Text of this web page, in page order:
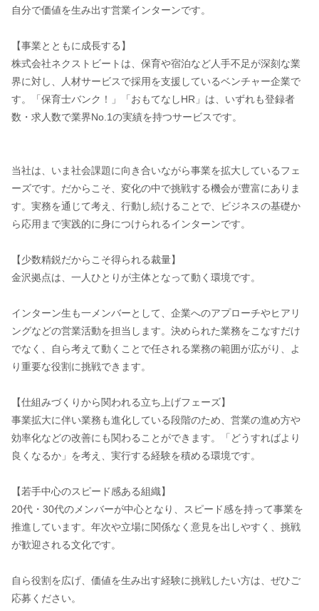
自分で価値を生み出す営業インターンです。
【事業とともに成長する】
株式会社ネクストビートは、保育や宿泊など人手不足が深刻な業
界に対し、人材サービスで採用を支援しているベンチャー企業で
す。「保育士バンク！」「おもてなしHR」は、いずれも登録者
数・求人数で業界No.1の実績を持つサービスです。
当社は、いま社会課題に向き合いながら事業を拡大しているフェ
ーズです。だからこそ、変化の中で挑戦する機会が豊富にありま
す。実務を通じて考え、行動し続けることで、ビジネスの基礎か
ら応用まで実践的に身につけられるインターンです。
【少数精鋭だからこそ得られる裁量】
金沢拠点は、一人ひとりが主体となって動く環境です。
インターン生も一メンバーとして、企業へのアプローチやヒアリ
ングなどの営業活動を担当します。決められた業務をこなすだけ
でなく、自ら考えて動くことで任される業務の範囲が広がり、よ
り重要な役割に挑戦できます。
【仕組みづくりから関われる立ち上げフェーズ】
事業拡大に伴い業務も進化している段階のため、営業の進め方や
効率化などの改善にも関わることができます。「どうすればより
良くなるか」を考え、実行する経験を積める環境です。
【若手中心のスピード感ある組織】
20代・30代のメンバーが中心となり、スピード感を持って事業を
推進しています。年次や立場に関係なく意見を出しやすく、挑戦
が歓迎される文化です。
自ら役割を広げ、価値を生み出す経験に挑戦したい方は、ぜひご
応募ください。